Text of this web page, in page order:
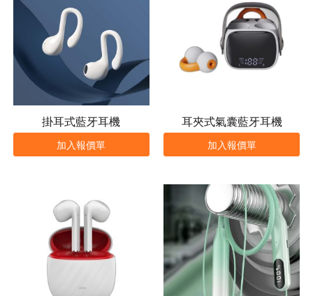
掛耳式藍牙耳機
加入報價單
耳夾式氣囊藍牙耳機
加入報價單